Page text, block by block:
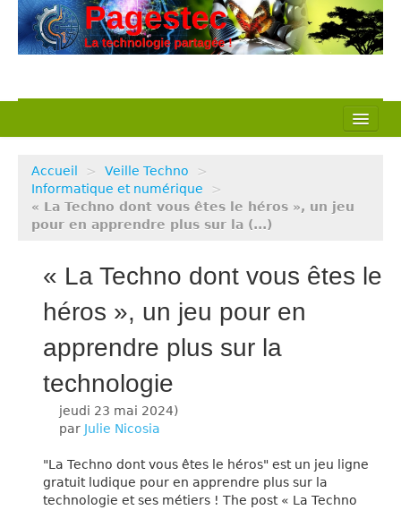
Nos actions
Notre métier
Pédagogie
Ressources
Veille Techno
Accueil > Veille Techno
>
Informatique et numérique
>
« La Techno dont vous êtes le héros », un jeu
pour en apprendre plus sur la (...)
« La Techno dont vous êtes le
héros », un jeu pour en
apprendre plus sur la
technologie
jeudi 23 mai 2024)
par Julie Nicosia
"La Techno dont vous êtes le héros" est un jeu ligne
gratuit ludique pour en apprendre plus sur la
technologie et ses métiers ! The post « La Techno